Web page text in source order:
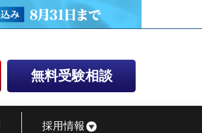
無料受験相談
採用情報